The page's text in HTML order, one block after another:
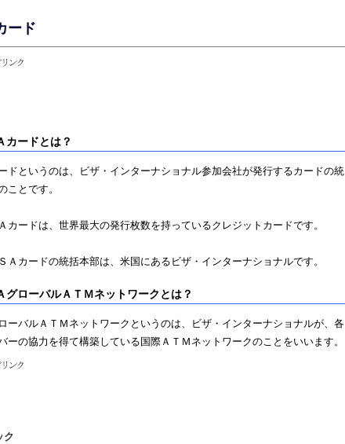
ード
カードとは？
ドというのは、ビザ・インターナショナル参加会社が発行するカードの統
ことです。
カードは、世界最大の発行枚数を持っているクレジットカードです。
Ａカードの統括本部は、米国にあるビザ・インターナショナルです。
グローバルＡＴＭネットワークとは？
ーバルＡＴＭネットワークというのは、ビザ・インターナショナルが、各
ーの協力を得て構築している国際ＡＴＭネットワークのことをいいます。
ク